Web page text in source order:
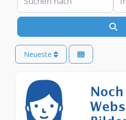
Neueste